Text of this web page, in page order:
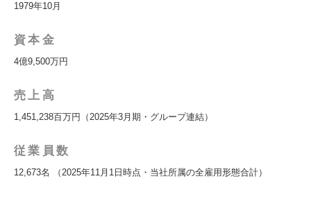
1979年10月
資本金
4億9,500万円
売上高
1,451,238百万円（2025年3月期・グループ連結）
従業員数
12,673名 （2025年11月1日時点・当社所属の全雇用形態合計）